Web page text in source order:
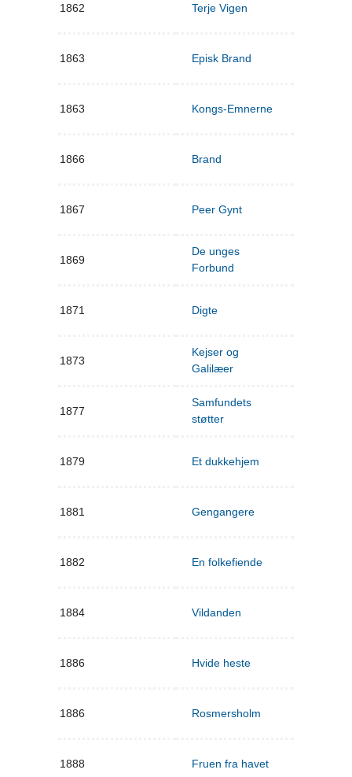
1862 Terje Vigen
1863 Episk Brand
1863 Kongs-Emnerne
1866 Brand
1867 Peer Gynt
1869
De unges
Forbund
1871 Digte
1873
Kejser og
Galilæer
1877
Samfundets
støtter
1879 Et dukkehjem
1881 Gengangere
1882 En folkefiende
1884 Vildanden
1886 Hvide heste
1886 Rosmersholm
1888 Fruen fra havet